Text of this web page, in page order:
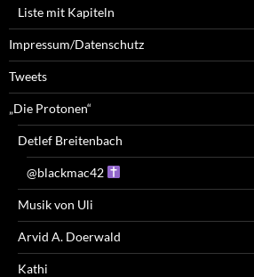
Liste mit Kapiteln
Impressum/Datenschutz
Tweets
„Die Protonen“
Detlef Breitenbach
@blackmac42
Musik von Uli
Arvid A. Doerwald
Kathi